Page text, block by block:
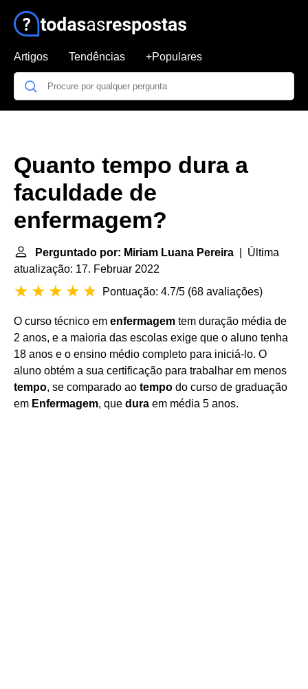
Artigos Tendências +Populares
Quanto tempo dura a
faculdade de
enfermagem?
Perguntado por: Miriam Luana Pereira | Última
atualização: 17. Februar 2022
Pontuação: 4.7/5 (68 avaliações)
O curso técnico em enfermagem tem duração média de
2 anos, e a maioria das escolas exige que o aluno tenha
18 anos e o ensino médio completo para iniciá-lo. O
aluno obtém a sua certificação para trabalhar em menos
tempo, se comparado ao tempo do curso de graduação
em Enfermagem, que dura em média 5 anos.